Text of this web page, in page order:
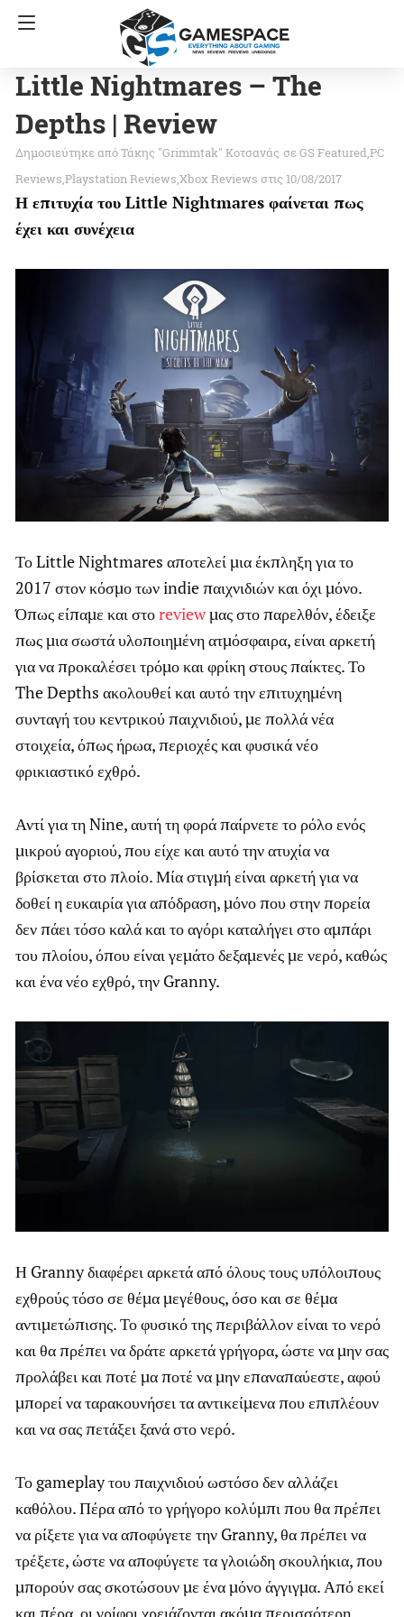
Little Nightmares – The
Depths | Review
Τάκης "Grimmtak" Κοτσανάς σε GS FeaturedPC
Reviews Playstation Reviews Xbox Reviews στις 10/08/2017
Η επιτυχία του Little Nightmares φαίνεται πως
έχει και συνέχεια
Το Little Nightmares αποτελεί μια έκπληξη για το
2017 στον κόσμο των indie παιχνιδιών και όχι μόνο.
Όπως είπαμε και στοreviewμας στο παρελθόν, έδειξε
πως μια σωστά υλοποιημένη ατμόσφαιρα, είναι αρκετή
για να προκαλέσει τρόμο και φρίκη στους παίκτες. Το
The Depths ακολουθεί και αυτό την επιτυχημένη
συνταγή του κεντρικού παιχνιδιού, με πολλά νέα
στοιχεία, όπως ήρωα, περιοχές και φυσικά νέο
φρικιαστικό εχθρό.
Αντί για τη Nine, αυτή τη φορά παίρνετε το ρόλο ενός
μικρού αγοριού, που είχε και αυτό την ατυχία να
βρίσκεται στο πλοίο. Μία στιγμή είναι αρκετή για να
δοθεί η ευκαιρία για απόδραση, μόνο που στην πορεία
δεν πάει τόσο καλά και το αγόρι καταλήγει στο αμπάρι
του πλοίου, όπου είναι γεμάτο δεξαμενές με νερό, καθώς
και ένα νέο εχθρό, την Granny.
Η Granny διαφέρει αρκετά από όλους τους υπόλοιπους
εχθρούς τόσο σε θέμα μεγέθους, όσο και σε θέμα
αντιμετώπισης. Το φυσικό της περιβάλλον είναι το νερό
και θα πρέπει να δράτε αρκετά γρήγορα, ώστε να μην σας
προλάβει και ποτέ μα ποτέ να μην επαναπαύεστε, αφού
μπορεί να ταρακουνήσει τα αντικείμενα που επιπλέουν
και να σας πετάξει ξανά στο νερό.
Το gameplay του παιχνιδιού ωστόσο δεν αλλάζει
καθόλου. Πέρα από το γρήγορο κολύμπι που θα πρέπει
να ρίξετε για να αποφύγετε την Granny, θα πρέπει να
τρέξετε, ώστε να αποφύγετε τα γλοιώδη σκουλήκια, που
μπορούν σας σκοτώσουν με ένα μόνο άγγιγμα. Από εκεί
και πέρα, οι γρίφοι χρειάζονται ακόμα περισσότερη